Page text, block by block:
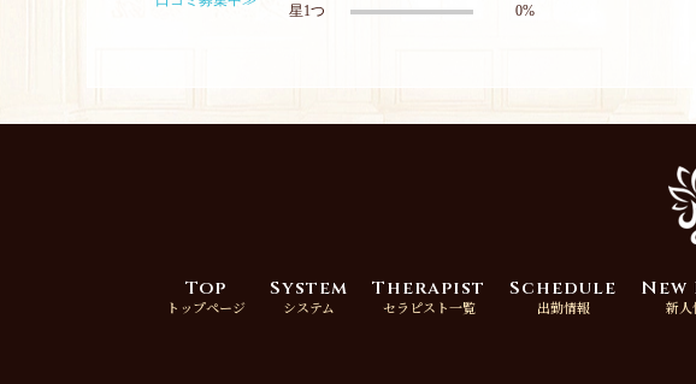
星1つ
0%
Top
トップページ
System
システム
Therapist
セラピスト一覧
Schedule
出勤情報
New
新人